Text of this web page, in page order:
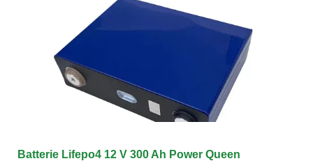
Batterie Lifepo4 12 V 300 Ah Power Queen